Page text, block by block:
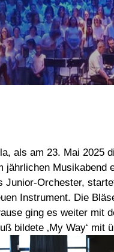
als am 23. Mai 2025
jährlichen Musikabend
Junior-Orchester,
Instrument. Die
ging es weiter mit
bildete ‚My Way‘ mit